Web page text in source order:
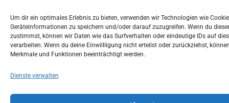
Um dir ein optimales Erlebnis zu bieten, verwenden wir Technologien wie
Geräteinformationen zu speichern und/oder darauf zuzugreifen. Wenn du
zustimmst, können wir Daten wie das Surfverhalten oder eindeutige IDs auf
verarbeiten. Wenn du deine Einwillligung nicht erteilst oder zurückziehst,
Merkmale und Funktionen beeinträchtigt werden.
Dienste verwalten